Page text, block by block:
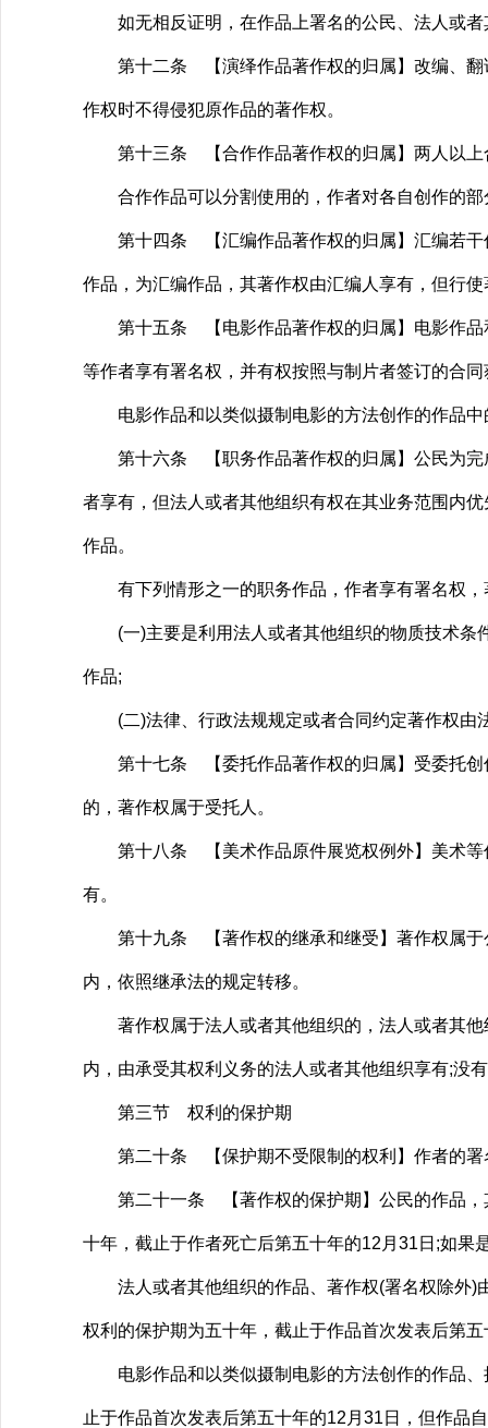
如无相反证明，在作品上署名的公民、法人或者
第十二条 【演绎作品著作权的归属】改编、翻
作权时不得侵犯原作品的著作权。
第十三条 【合作作品著作权的归属】两人以上
合作作品可以分割使用的，作者对各自创作的部
第十四条 【汇编作品著作权的归属】汇编若干
作品，为汇编作品，其著作权由汇编人享有，但行
第十五条 【电影作品著作权的归属】电影作品
等作者享有署名权，并有权按照与制片者签订的合
电影作品和以类似摄制电影的方法创作的作品中
第十六条 【职务作品著作权的归属】公民为完
者享有，但法人或者其他组织有权在其业务范围内
作品。
有下列情形之一的职务作品，作者享有署名权，
(一)主要是利用法人或者其他组织的物质技术条
作品;
(二)法律、行政法规规定或者合同约定著作权由
第十七条 【委托作品著作权的归属】受委托创
的，著作权属于受托人。
第十八条 【美术作品原件展览权例外】美术等
有。
第十九条 【著作权的继承和继受】著作权属于公
内，依照继承法的规定转移。
著作权属于法人或者其他组织的，法人或者其他
内，由承受其权利义务的法人或者其他组织享有;没
第三节 权利的保护期
第二十条 【保护期不受限制的权利】作者的署
第二十一条 【著作权的保护期】公民的作品，其
十年，截止于作者死亡后第五十年的12月31日;如果
法人或者其他组织的作品、著作权(署名权除外)
权利的保护期为五十年，截止于作品首次发表后第
电影作品和以类似摄制电影的方法创作的作品、
止于作品首次发表后第五十年的12月31日，但作品